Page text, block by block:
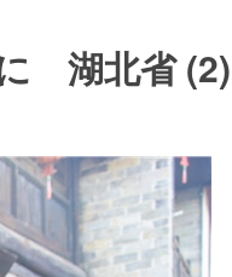
湖北省 (2)